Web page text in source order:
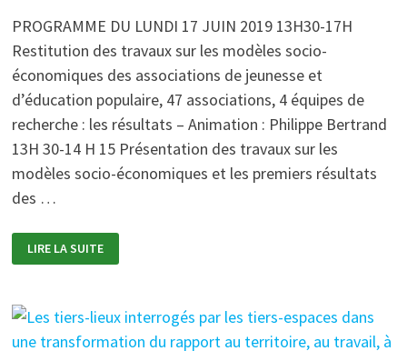
PROGRAMME DU LUNDI 17 JUIN 2019 13H30-17H
Restitution des travaux sur les modèles socio-
économiques des associations de jeunesse et
d’éducation populaire, 47 associations, 4 équipes de
recherche : les résultats – Animation : Philippe Bertrand
13H 30-14 H 15 Présentation des travaux sur les
modèles socio-économiques et les premiers résultats
des …
DES
TRAVAUX
SOCIO-
DES
LIRE LA SUITE